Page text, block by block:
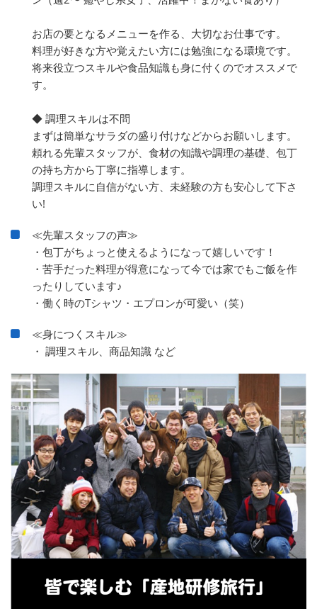
お店の要となるメニューを作る、大切なお仕事です。
料理が好きな方や覚えたい方には勉強になる環境です。
将来役立つスキルや食品知識も身に付くのでオススメで
す。
◆ 調理スキルは不問
まずは簡単なサラダの盛り付けなどからお願いします。
頼れる先輩スタッフが、食材の知識や調理の基礎、包丁
の持ち方から丁寧に指導します。
調理スキルに自信がない方、未経験の方も安心して下さ
い!
≪先輩スタッフの声≫
・包丁がちょっと使えるようになって嬉しいです！
・苦手だった料理が得意になって今では家でもご飯を作
ったりしています♪
・働く時のTシャツ・エプロンが可愛い（笑）
≪身につくスキル≫
・ 調理スキル、商品知識 など